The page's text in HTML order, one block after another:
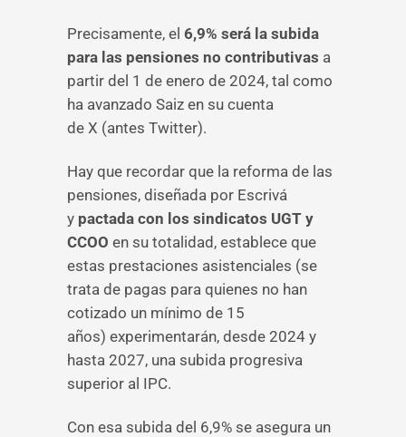
Precisamente, el 6,9% será la subida
para las pensiones no contributivas a
partir del 1 de enero de 2024, tal como
ha avanzado Saiz en su cuenta
de X (antes Twitter).
Hay que recordar que la reforma de las
pensiones, diseñada por Escrivá
y pactada con los sindicatos UGT y
CCOO en su totalidad, establece que
estas prestaciones asistenciales (se
trata de pagas para quienes no han
cotizado un mínimo de 15
años) experimentarán, desde 2024 y
hasta 2027, una subida progresiva
superior al IPC.
Con esa subida del 6,9% se asegura un